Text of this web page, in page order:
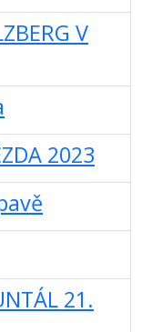
V
2023
21.